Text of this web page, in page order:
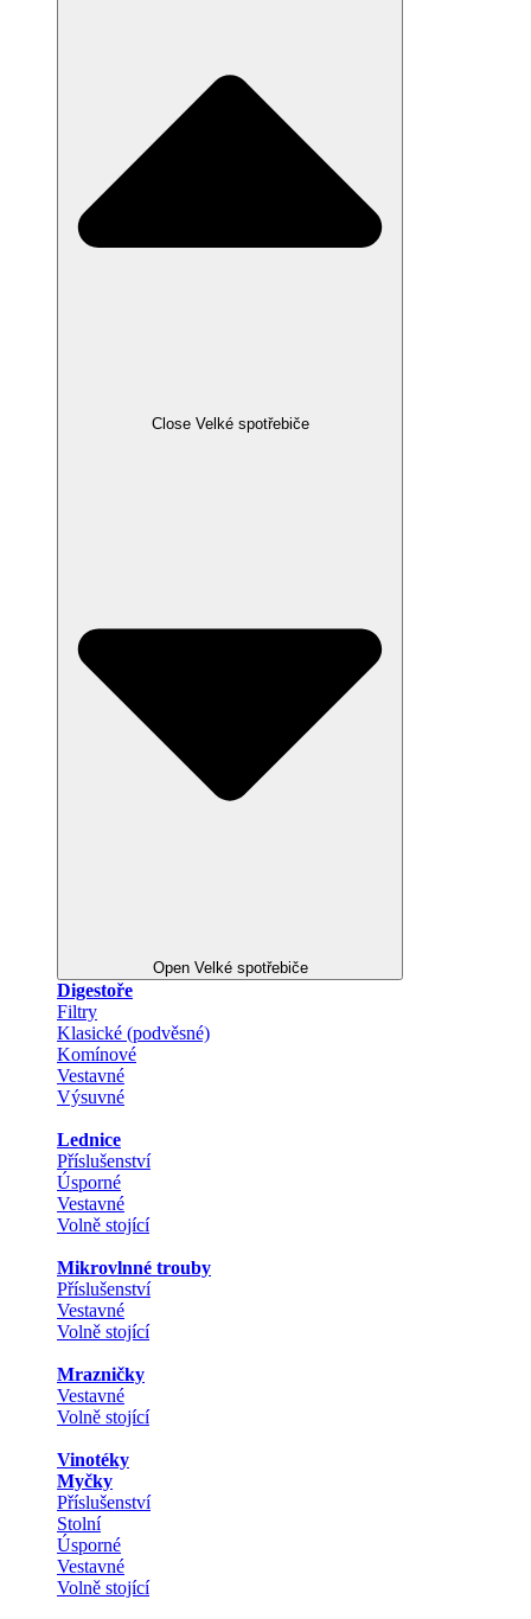
Close Velké spotřebiče
Open Velké spotřebiče
Digestoře
Filtry
Klasické (podvěsné)
Komínové
Vestavné
Výsuvné
Lednice
Příslušenství
Úsporné
Vestavné
Volně stojící
Mikrovlnné trouby
Příslušenství
Vestavné
Volně stojící
Mrazničky
Vestavné
Volně stojící
Vinotéky
Myčky
Příslušenství
Stolní
Úsporné
Vestavné
Volně stojící